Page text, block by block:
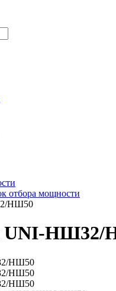
отбора мощности
НШ50
UNI-